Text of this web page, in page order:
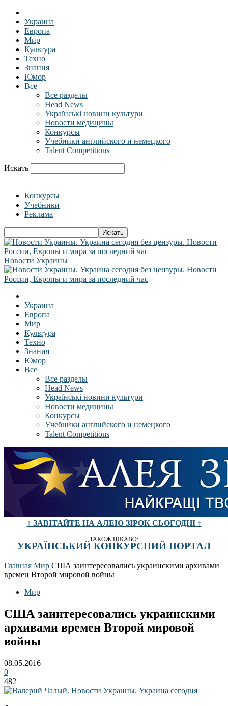
Украина
Европа
Мир
Культура
Техно
Знания
Юмор
Все
Все разделы
Head News
Українські новини культури
Новости медицины
Конкурсы
Учебники английского и немецкого
Talent Competitions
Искать
Конкурсы
Учебники
Реклама
Новости Украины
Украина
Европа
Мир
Культура
Техно
Знания
Юмор
Все
Все разделы
Head News
Українські новини культури
Новости медицины
Конкурсы
Учебники английского и немецкого
Talent Competitions
↑ ЗАВІТАЙТЕ НА АЛЕЮ ЗІРОК СЬОГОДНІ ↑
ТАКОЖ ЦІКАВО:
УКРАЇНСЬКИЙ КОНКУРСНИЙ ПОРТАЛ
Главная Мир США заинтересовались украинскими архивами
времен Второй мировой войны
Мир
США заинтересовались украинскими
архивами времен Второй мировой
войны
08.05.2016
0
482